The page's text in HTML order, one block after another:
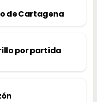
de Cartagena
por partida